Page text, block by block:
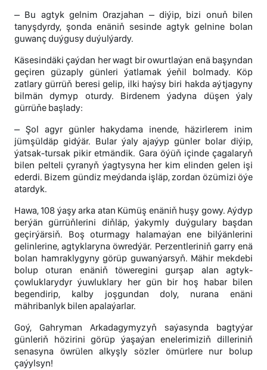
– Bu agtyk gelnim Orazjahan – diýip, bizi onuň bilen
tanyşdyrdy, şonda enäniň sesinde agtyk gelnine bolan
guwanç duýgusy duýulýardy.
Käsesindäki çaýdan her wagt bir owurtlaýan enä başyndan
geçiren güzaply günleri ýatlamak ýeňil bolmady. Köp
zatlary gürrüň beresi gelip, ilki haýsy biri hakda aýtjagyny
bilmän dymyp oturdy. Birdenem ýadyna düşen ýaly
gürrüňe başlady:
– Şol agyr günler hakydama inende, häzirlerem inim
jümşüldäp gidýär. Bular ýaly ajaýyp günler bolar diýip,
ýatsak-tursak pikir etmändik. Gara öýüň içinde çagalaryň
bilen pelteli çyranyň ýagtysyna her kim elinden gelen işi
ederdi. Bizem gündiz meýdanda işläp, zordan özümizi öýe
atardyk.
Hawa, 108 ýaşy arka atan Kümüş enäniň huşy gowy. Aýdyp
berýän gürrüňlerini diňläp, ýakymly duýgulary başdan
geçirýärsiň. Boş oturmagy halamaýan ene bilýänlerini
gelinlerine, agtyklaryna öwredýär. Perzentleriniň garry enä
bolan hamraklygyny görüp guwanýarsyň. Mähir mekdebi
bolup oturan enäniň töweregini gurşap alan agtyk-
çowluklarydyr ýuwluklary her gün bir hoş habar bilen
begendirip, kalby joşgundan doly, nurana enäni
mähribanlyk bilen apalaýarlar.
Goý, Gahryman Arkadagymyzyň saýasynda bagtyýar
günleriň hözirini görüp ýaşaýan enelerimiziň dilleriniň
senasyna öwrülen alkyşly sözler ömürlere nur bolup
çaýylsyn!